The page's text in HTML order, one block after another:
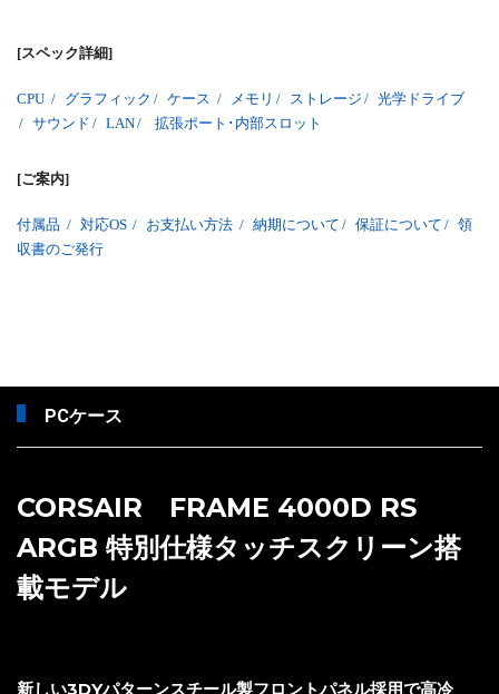
[スペック詳細]
CPU / グラフィック / ケース / メモリ / ストレージ / 光学ドライブ
/ サウンド / LAN/ 拡張ポート･内部スロット
[ご案内]
付属品 / 対応OS / お支払い方法 / 納期について / 保証について / 領
収書のご発行
PCケース
CORSAIR FRAME 4000D RS
ARGB 特別仕様タッチスクリーン搭
載モデル
新しい3DYパターンスチール製フロントパネル採用で高冷